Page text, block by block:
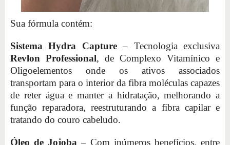
Sua fórmula contém:
Sistema Hydra Capture– Tecnologia exclusiva
Revlon Professional, de Complexo Vitamínico e
Oligoelementos onde os ativos associados
transportam para o interior da fibra moléculas capazes
de reter água e manter a hidratação, melhorando a
função reparadora, reestruturando a fibra capilar e
tratando do couro cabeludo.
Óleo de Jojoba– Com inúmeros benefícios, entre